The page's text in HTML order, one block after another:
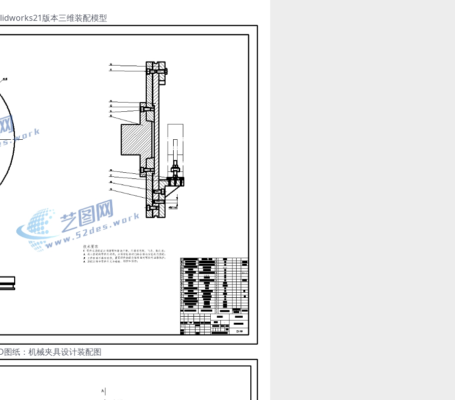
版本三维装配模型
图纸：机械夹具设计装配图